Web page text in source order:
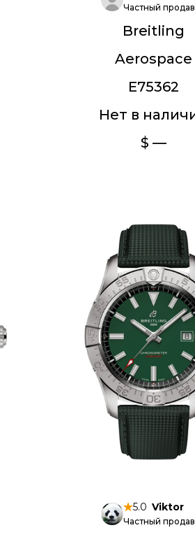
Частный
Breitling
Aerospace
E75362
Нет в
$ —
5.0 Viktor
Частный